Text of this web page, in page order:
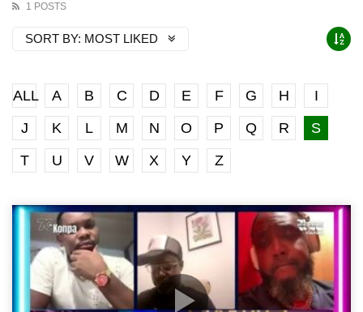
1 POSTS
SORT BY: MOST LIKED
ALL A B C D E F G H
I
J
K L M N O P Q R
S
T
U V W X Y Z